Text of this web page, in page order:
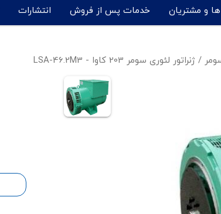
ها و مشتریان خدمات پس از فروش انتشارات
/ ژنراتور لئوری سومر 203 کاوا - LSA-46.2M3